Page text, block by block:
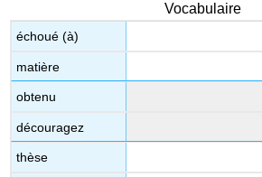
Vocabulaire
échoué (à)
matière
obtenu
découragez
thèse